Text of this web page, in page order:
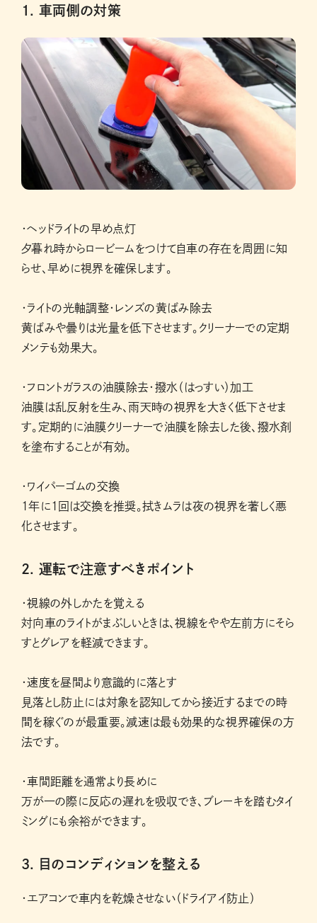
1. 車両側の対策
・ヘッドライトの早め点灯
夕暮れ時からロービームをつけて自車の存在を周囲に知
らせ、早めに視界を確保します。
・ライトの光軸調整・レンズの黄ばみ除去
黄ばみや曇りは光量を低下させます。クリーナーでの定期
メンテも効果大。
・フロントガラスの油膜除去・撥水（はっすい）加工
油膜は乱反射を生み、雨天時の視界を大きく低下させま
す。定期的に油膜クリーナーで油膜を除去した後、撥水剤
を塗布することが有効。
・ワイパーゴムの交換
1年に1回は交換を推奨。拭きムラは夜の視界を著しく悪
化させます。
2. 運転で注意すべきポイント
・視線の外しかたを覚える
対向車のライトがまぶしいときは、視線をやや左前方にそら
すとグレアを軽減できます。
・速度を昼間より意識的に落とす
見落とし防止には対象を認知してから接近するまでの時
間を稼ぐのが最重要。減速は最も効果的な視界確保の方
法です。
・車間距離を通常より長めに
万が一の際に反応の遅れを吸収でき、ブレーキを踏むタイ
ミングにも余裕ができます。
3. 目のコンディションを整える
・エアコンで車内を乾燥させない（ドライアイ防止）